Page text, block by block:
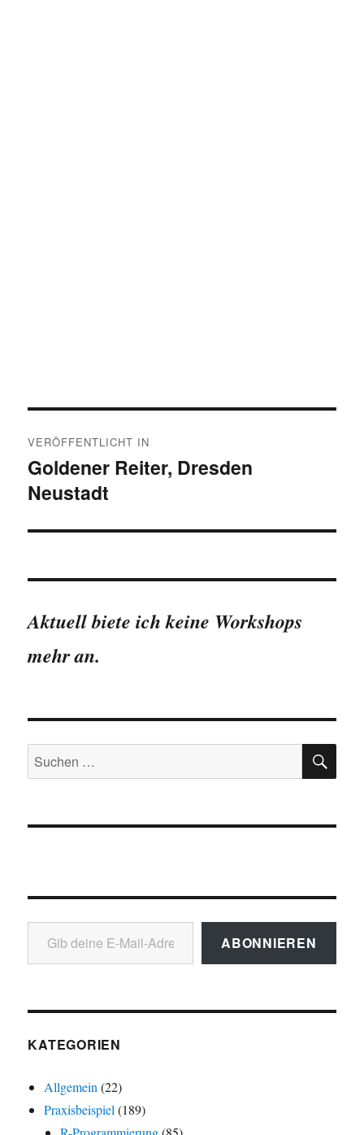
VERÖFFENTLICHT IN
Goldener Reiter, Dresden
Neustadt
Aktuell biete ich keine Workshops
mehr an.
Suchen
nach:
Gib deine E-Mail-Adresse ein ...
ABONNIEREN
KATEGORIEN
Allgemein(22)
Praxisbeispiel(189)